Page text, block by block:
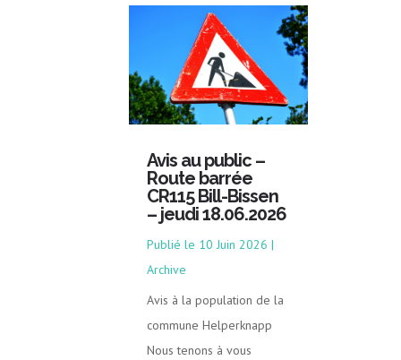
Avis au public –
Route barrée
CR115 Bill-Bissen
– jeudi 18.06.2026
10 Juin 2026 |
Archive
Avis à la population de la
commune Helperknapp
Nous tenons à vous